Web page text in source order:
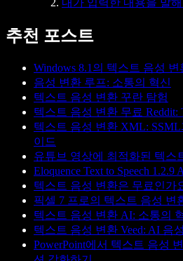
내가 입력한 내용을 말
추천 포스트
Windows 8.1의 텍스트 음성
음성 변환 루프: 소통의 혁신
텍스트 음성 변환 꾸란 탐험
텍스트 음성 변환 무료 Reddit:
텍스트 음성 변환 XML:
이드
유튜브 영상에 최적화된 텍스
Eloquence Text to Speech
텍스트 음성 변환은 무료인가
픽셀 7 프로의 텍스트 음성 변
텍스트 음성 변환 AI: 소통의
텍스트 음성 변환 Veed: AI 음
PowerPoint에서 텍스트 음성